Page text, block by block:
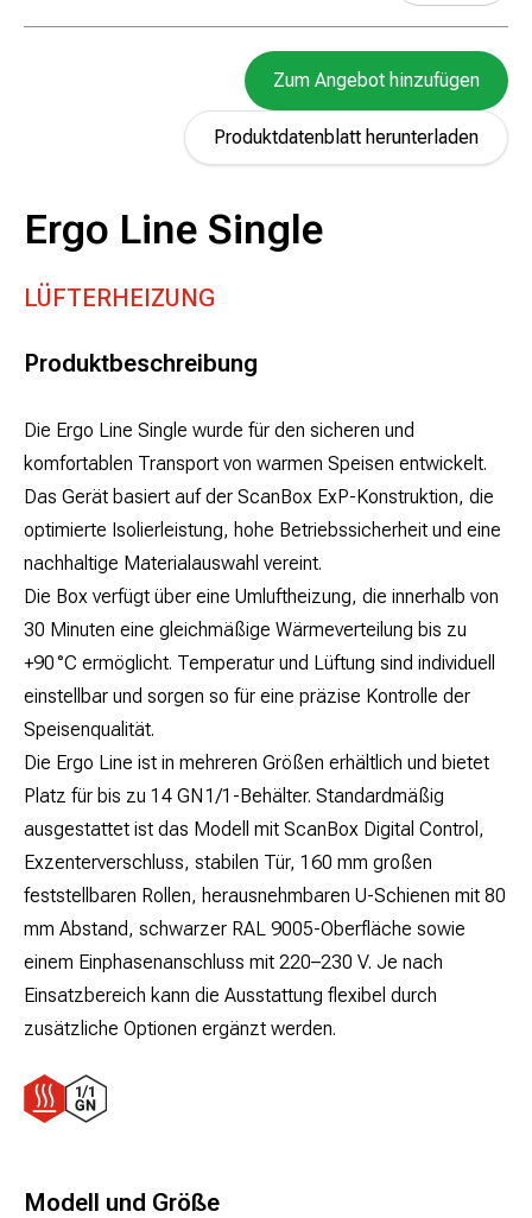
Ergo Line Single
LÜFTERHEIZUNG
Produktbeschreibung
Die Ergo Line Single wurde für den sicheren und
komfortablen Transport von warmen Speisen entwickelt.
Das Gerät basiert auf der ScanBox ExP-Konstruktion, die
optimierte Isolierleistung, hohe Betriebssicherheit und eine
nachhaltige Materialauswahl vereint.
Die Box verfügt über eine Umluftheizung, die innerhalb von
30 Minuten eine gleichmäßige Wärmeverteilung bis zu
+90 °C ermöglicht. Temperatur und Lüftung sind individuell
einstellbar und sorgen so für eine präzise Kontrolle der
Speisenqualität.
Die Ergo Line ist in mehreren Größen erhältlich und bietet
Platz für bis zu 14 GN 1/1-Behälter. Standardmäßig
ausgestattet ist das Modell mit ScanBox Digital Control,
Exzenterverschluss, stabilen Tür, 160 mm großen
feststellbaren Rollen, herausnehmbaren U-Schienen mit 80
mm Abstand, schwarzer RAL 9005-Oberfläche sowie
einem Einphasenanschluss mit 220–230 V. Je nach
Einsatzbereich kann die Ausstattung flexibel durch
zusätzliche Optionen ergänzt werden.
Modell und Größe
Zum Angebot hinzufügen
Produktdatenblatt herunterladen